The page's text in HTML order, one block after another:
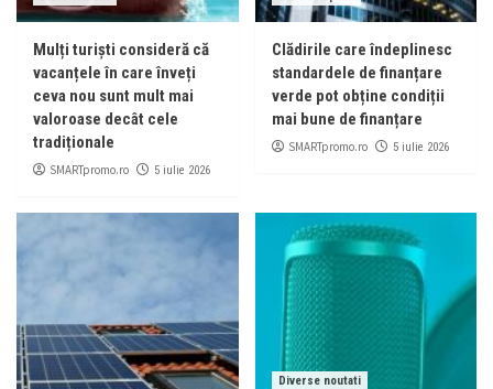
Mulți turiști consideră că
vacanțele în care înveți
ceva nou sunt mult mai
valoroase decât cele
tradiționale
SMARTpromo.ro 5 iulie 2026
Clădirile care îndeplinesc
standardele de finanțare
verde pot obține condiții
mai bune de finanțare
SMARTpromo.ro 5 iulie 2026
Diverse noutati